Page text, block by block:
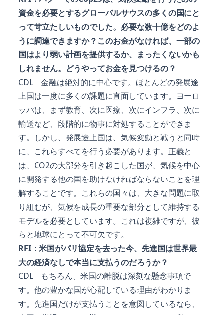
資金を必要とするグローバルサウスの多くの国にと
って苛立たしいものでした。必要な数十億をどのよ
うに調達できますか？このお金がなければ、一部の
国はより弱い計画を提供するか、まったくないかも
しれません。どうやってお金を見つけるの？
CDL：金融は絶対的に中心です。ほとんどの発展途
上国は一度に多くの課題に直面しています。ヨーロ
ッパは、まず教育、次に医療、次にインフラ、次に
輸送など、段階的に物事に対処することができま
す。しかし、発展途上国は、気候変動と戦うと同時
に、これらすべてを行う必要があります。正義と
は、CO2の大部分を引き起こした国が、気候を中心
に開発する他の国を助けなければならないことを理
解することです。これらの国々は、大きな問題に取
り組むが、気候を成長の重要な部分として維持する
モデルを必要としています。これは複雑ですが、彼
らと地球にとって不可欠です。
RFI：米国がパリ協定を去った今、先進国は世界最
大の経済なしで本当に支払うのだろうか？
CDL：もちろん、米国の離脱は深刻な懸念事項で
す。他の豊かな国が心配している理由がわかりま
す。先進国だけが支払うことを意図しているなら、